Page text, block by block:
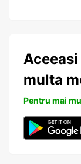
multa
Pentru mai